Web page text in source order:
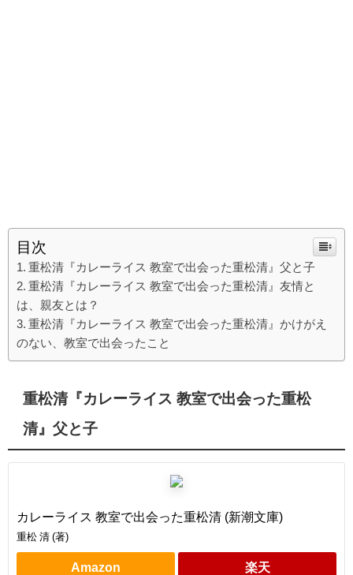
目次
重松清『カレーライス 教室で出会った重松清』父と子
重松清『カレーライス 教室で出会った重松清』友情と
は、親友とは？
重松清『カレーライス 教室で出会った重松清』かけがえ
のない、教室で出会ったこと
重松清『カレーライス 教室で出会った重松
清』父と子
カレーライス 教室で出会った重松清 (新潮文庫)
重松 清 (著)
Amazon 楽天